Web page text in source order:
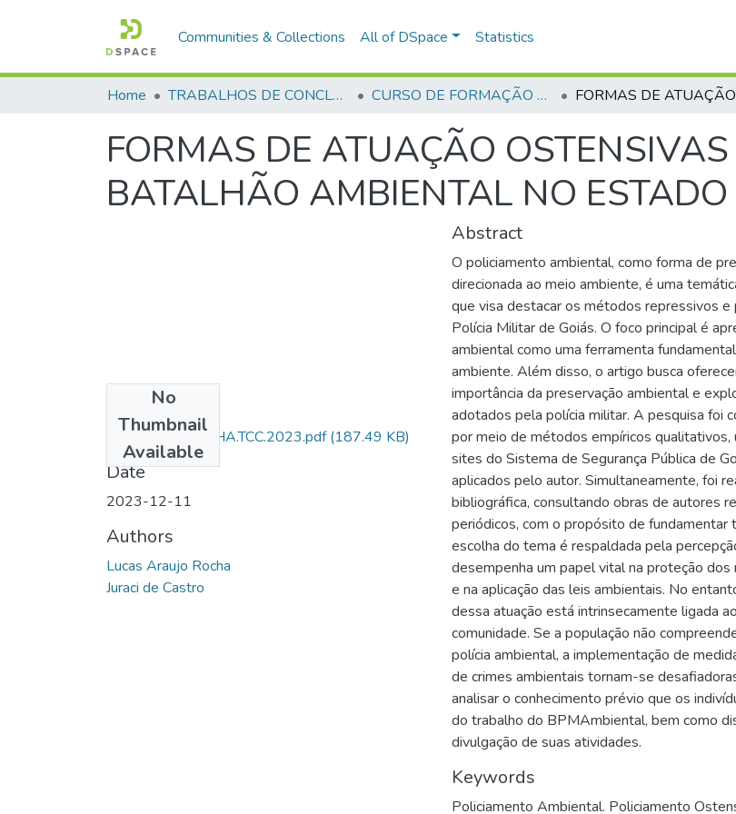
Communities & Collections All of DSpace Statistics
Home TRABALHOS DE CONCLUSÃO DE CURSO - CFP (CURSO DE FORMAÇÃO DE PRAÇAS) CURSO DE FORMAÇÃO DE PRAÇAS - CFP - 2023
FORMAS DE ATUAÇÃO
BATALHÃO AMBIENTAL NO
No
Thumbnail
Available
artigo final LROCHA.TCC.2023.pdf(187.49 KB)
Date
2023-12-11
Authors
Lucas Araujo Rocha
Juraci de Castro
Abstract
O policiamento ambiental, como forma de
direcionada ao meio ambiente, é uma
que visa destacar os métodos repressivos
Polícia Militar de Goiás. O foco principal é
ambiental como uma ferramenta
ambiente. Além disso, o artigo busca
importância da preservação ambiental e
adotados pela polícia militar. A pesquisa foi
por meio de métodos empíricos
sites do Sistema de Segurança Pública de
aplicados pelo autor. Simultaneamente, foi
bibliográfica, consultando obras de autores
periódicos, com o propósito de fundamentar
escolha do tema é respaldada pela
desempenha um papel vital na proteção dos
e na aplicação das leis ambientais. No
dessa atuação está intrinsecamente ligada
comunidade. Se a população não
polícia ambiental, a implementação de
de crimes ambientais tornam-se
analisar o conhecimento prévio que os
do trabalho do BPMAmbiental, bem como
divulgação de suas atividades.
Keywords
Policiamento Ambiental. Policiamento